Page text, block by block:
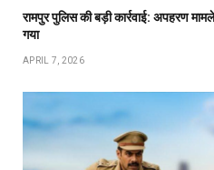
रामपुर पुलिस की बड़ी कार्रवाई: अपहरण
गया
APRIL 7, 2026